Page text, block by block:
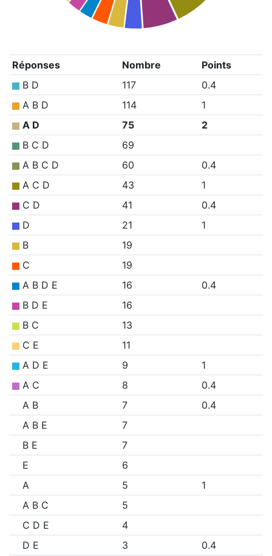
Réponses Nombre
Points
B D
117
0.4
A B D
114
1
A D
75
2
B C D
69
A B C D
60
0.4
A C D
43
1
C D
41
0.4
D
21
1
B
19
C
19
A B D E
16
0.4
B D E
16
B C
13
C E
11
A D E
9
1
A C
8
0.4
A B
7
0.4
A B E
7
B E
7
E
6
A
5
1
A B C
5
C D E
4
D E
3 0.4